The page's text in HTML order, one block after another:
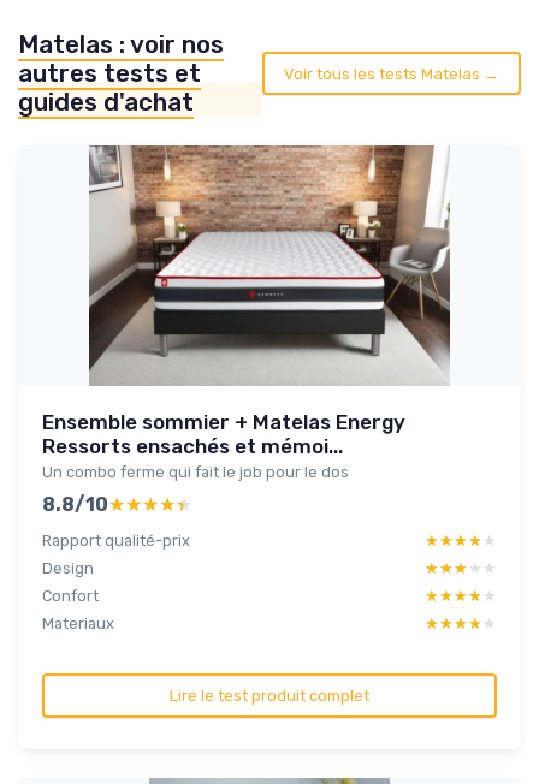
Matelas : voir nos
autres tests et
guides d'achat
Voir tous les tests Matelas →
Ensemble sommier + Matelas Energy
Ressorts ensachés et mémoi...
Un combo ferme qui fait le job pour le dos
8.8/10★★★★★
★★★★★
Rapport qualité-prix ★★★★★
★★★★★
Design
★★★★★
★★★★★
Confort
★★★★★
★★★★★
Materiaux
★★★★★
★★★★★
Lire le test produit complet